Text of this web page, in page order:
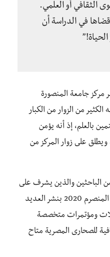
الثقافي أو العلمي.
في الدراسة أن
جامعة المنصورة
من الزوار من الكبار
بالعلم، إذ أنه يؤمن
ويطلق على زوار المركز من
الباحثين والذين يشرف على
تدريبهم، وقام فريقه خلال العام المنصرم 2020 بنشر العديد
ومؤتمرات متخصصة
للصحارى المصرية متاح